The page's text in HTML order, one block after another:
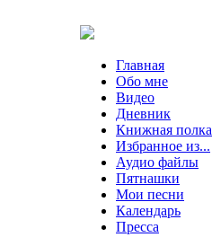
Главная
Обо мне
Видео
Дневник
Книжная полка
Избранное из...
Аудио файлы
Пятнашки
Мои песни
Календарь
Пресса